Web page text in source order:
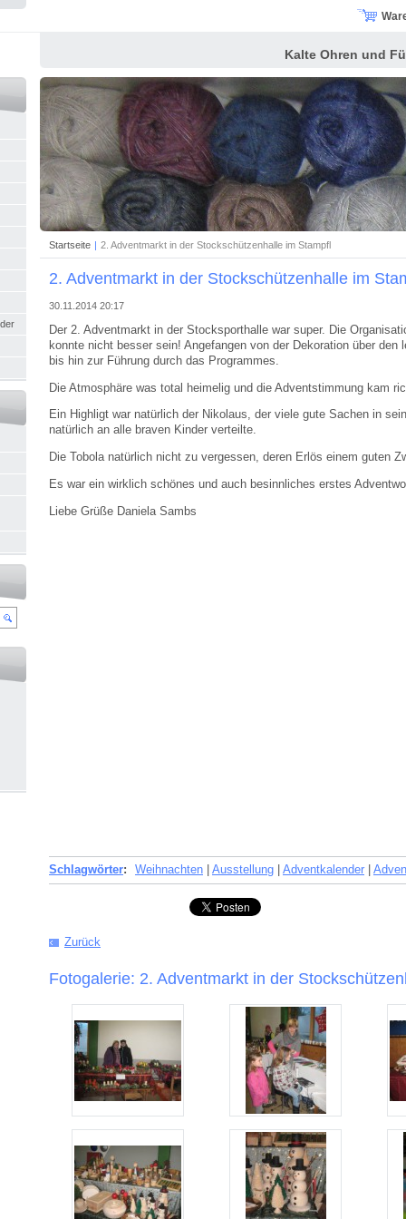
Kalte Ohren und
Startseite | 2. Adventmarkt in der Stockschützenhalle im Stampfl
2. Adventmarkt in der Stockschützenhalle im
30.11.2014 20:17
Der 2. Adventmarkt in der Stocksporthalle war super. Die
konnte nicht besser sein! Angefangen von der Dekoration über den
bis hin zur Führung durch das Programmes.
Die Atmosphäre was total heimelig und die Adventstimmung kam
Ein Highligt war natürlich der Nikolaus, der viele gute Sachen in
natürlich an alle braven Kinder verteilte.
Die Tobola natürlich nicht zu vergessen, deren Erlös einem guten
Es war ein wirklich schönes und auch besinnliches erstes
Liebe Grüße Daniela Sambs
Schlagwörter: Weihnachten Ausstellung Adventkalender
Zurück
Fotogalerie: 2. Adventmarkt in der